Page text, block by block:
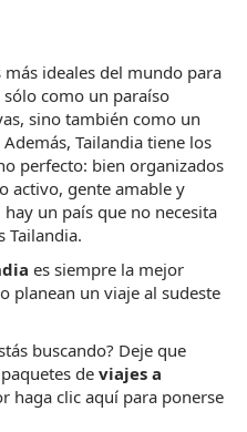
ideales del mundo para
sólo como un paraíso
sino también como un
Tailandia tiene los
perfecto: bien organizados
activo, gente amable y
un país que no necesita
Tailandia.
es siempre la mejor
planean un viaje al sudeste
buscando? Deje que
de viajes a
haga clic aquí para ponerse